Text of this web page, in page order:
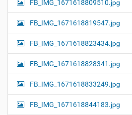
FB_IMG_1671618809510.jpg
FB_IMG_1671618819547.jpg
FB_IMG_1671618823434.jpg
FB_IMG_1671618828341.jpg
FB_IMG_1671618833249.jpg
FB_IMG_1671618844183.jpg